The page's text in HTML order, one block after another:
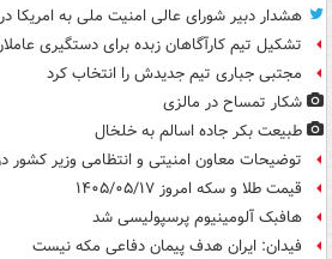
هشدار دبیر شورای عالی امنیت ملی به امریکا
تشکیل تیم کارآگاهان زبده برای دستگیری
مجتبی جباری تیم جدیدش را انتخاب کرد
شکار تمساح در مالزی
طبیعت بکر جاده اسالم به خلخال
توضیحات معاون امنیتی و انتظامی وزیر کشور
قیمت طلا و سکه امروز ۱۴۰۵/۰۵/۱۷
هافبک آلومینیوم پرسپولیسی شد
فیدان: ایران هدف پیمان دفاعی مکه نیست